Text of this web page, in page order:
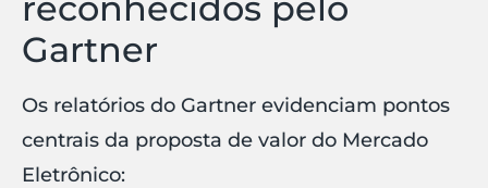
Gartner
Os relatórios do Gartner evidenciam pontos
centrais da proposta de valor do Mercado
Eletrônico: